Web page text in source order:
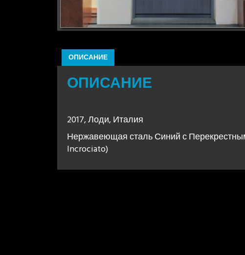
ОПИСАНИЕ
ОПИСАНИЕ
2017, Лоди, Италия
Нержавеющая сталь Синий с
Incrociato)